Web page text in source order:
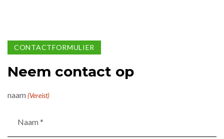
CONTACTFORMULIER
Neem contact op
naam (Vereist)